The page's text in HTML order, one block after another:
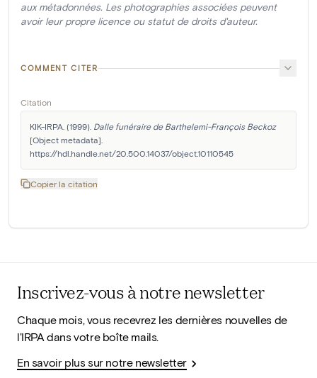
aux métadonnées. Les photographies associées peuvent
avoir leur propre licence ou statut de droits d'auteur.
COMMENT CITER
Citation
KIK-IRPA. (1999). Dalle funéraire de Barthelemi-François Beckoz
[Object metadata].
https://hdl.handle.net/20.500.14037/object.10110545
Copier la citation
Inscrivez-vous à notre newsletter
Chaque mois, vous recevrez les dernières nouvelles de
l'IRPA dans votre boîte mails.
En savoir plus sur notre newsletter